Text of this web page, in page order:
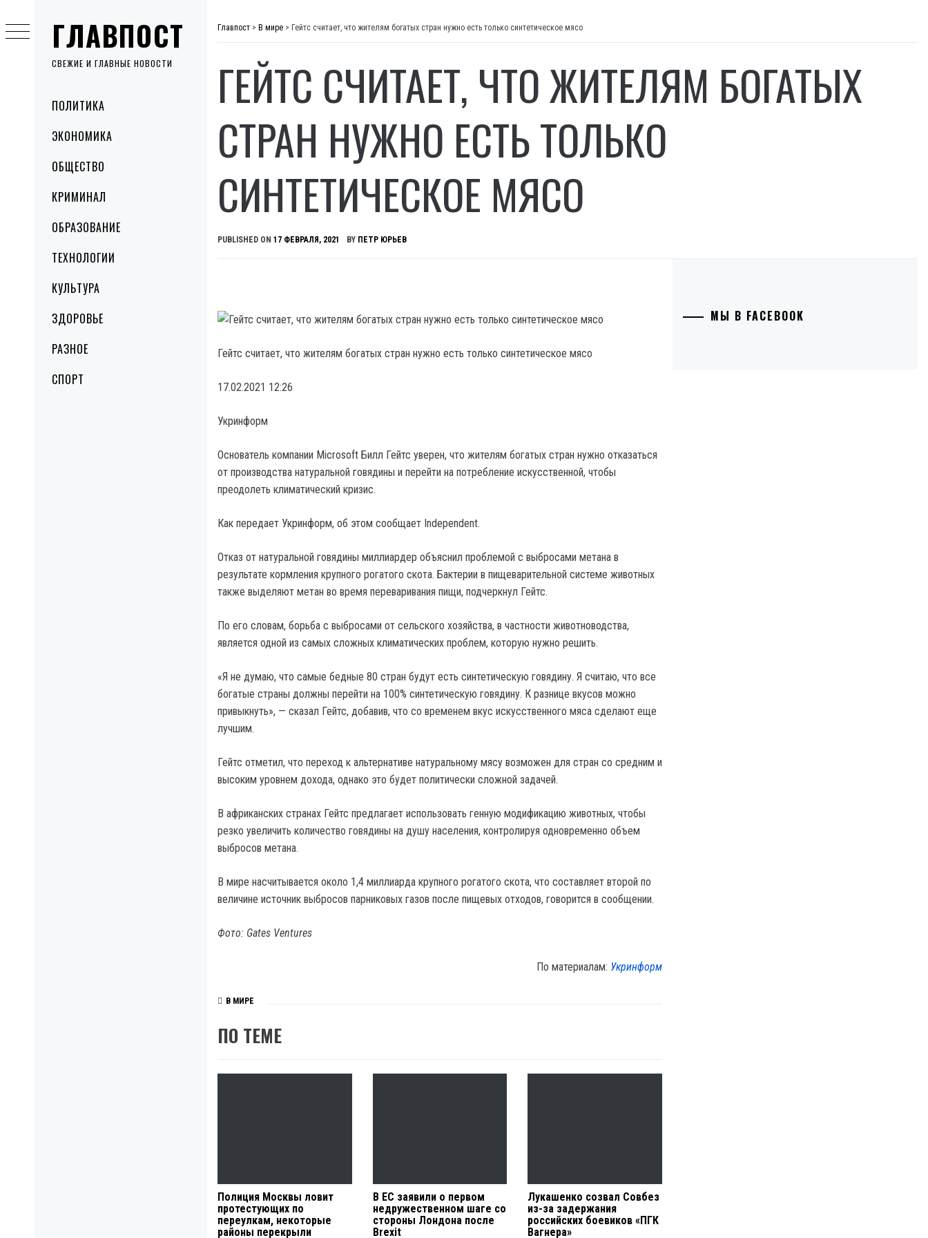
ГЛАВПОСТ
СВЕЖИЕ И ГЛАВНЫЕ НОВОСТИ
MenuПОЛИТИКА
ЭКОНОМИКА
ОБЩЕСТВО
КРИМИНАЛ
ОБРАЗОВАНИЕ
ТЕХНОЛОГИИ
КУЛЬТУРА
ЗДОРОВЬЕ
РАЗНОЕ
СПОРТ
to
content
Главпост > В мире > Гейтс считает, что жителям богатых стран нужно есть только синтетическое мясо
ГЕЙТС СЧИТАЕТ, ЧТО ЖИТЕЛЯМ БОГАТЫХ
СТРАН НУЖНО ЕСТЬ ТОЛЬКО
СИНТЕТИЧЕСКОЕ МЯСО
PUBLISHED ON 17 ФЕВРАЛЯ, 2021 BY ПЕТР ЮРЬЕВ
Гейтс считает, что жителям богатых стран нужно есть только синтетическое мясо
17.02.2021 12:26
Укринформ
Основатель компании Microsoft Билл Гейтс уверен, что жителям богатых стран нужно отказаться
от производства натуральной говядины и перейти на потребление искусственной, чтобы
преодолеть климатический кризис.
Как передает Укринформ, об этом сообщает Independent.
Отказ от натуральной говядины миллиардер объяснил проблемой с выбросами метана в
результате кормления крупного рогатого скота. Бактерии в пищеварительной системе животных
также выделяют метан во время переваривания пищи, подчеркнул Гейтс.
По его словам, борьба с выбросами от сельского хозяйства, в частности животноводства,
является одной из самых сложных климатических проблем, которую нужно решить.
«Я не думаю, что самые бедные 80 стран будут есть синтетическую говядину. Я считаю, что все
богатые страны должны перейти на 100% синтетическую говядину. К разнице вкусов можно
привыкнуть», — сказал Гейтс, добавив, что со временем вкус искусственного мяса сделают еще
лучшим.
Гейтс отметил, что переход к альтернативе натуральному мясу возможен для стран со средним и
высоким уровнем дохода, однако это будет политически сложной задачей.
В африканских странах Гейтс предлагает использовать генную модификацию животных, чтобы
резко увеличить количество говядины на душу населения, контролируя одновременно объем
выбросов метана.
В мире насчитывается около 1,4 миллиарда крупного рогатого скота, что составляет второй по
величине источник выбросов парниковых газов после пищевых отходов, говорится в сообщении.
Фото: Gates Ventures
По материалам: Укринформ
В МИРЕ
ПО ТЕМЕ
Полиция Москвы ловит
протестующих по
переулкам, некоторые
районы перекрыли
В ЕС заявили о первом
недружественном шаге со
стороны Лондона после
Brexit
Лукашенко созвал Совбез
из-за задержания
российских боевиков «ПГК
Вагнера»
МЫ В FACEBOOK